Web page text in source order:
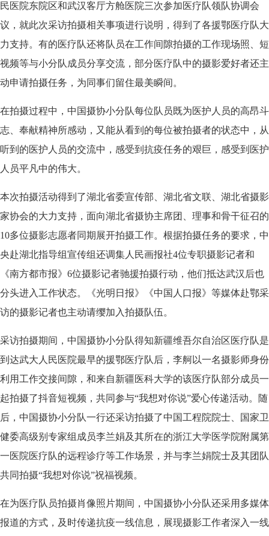
民医院东院区和武汉客厅方舱医院三次参加医疗队领队协调会
议，就此次采访拍摄相关事项进行说明，得到了各援鄂医疗队大
力支持。有的医疗队还将队员在工作间隙拍摄的工作现场照、短
视频等与小分队成员分享交流，部分医疗队中的摄影爱好者还主
动申请拍摄任务，为同事们留住最美瞬间。
在拍摄过程中，中国摄协小分队每位队员既为医护人员的高昂斗
志、奉献精神所感动，又能从看到的每位被拍摄者的状态中，从
听到的医护人员的交流中，感受到抗疫任务的艰巨，感受到医护
人员平凡中的伟大。
本次拍摄活动得到了湖北省委宣传部、湖北省文联、湖北省摄影
家协会的大力支持，面向湖北省摄协主席团、理事和骨干征召的
10多位摄影志愿者同期展开拍摄工作。根据拍摄任务的要求，中
央赴湖北指导组宣传组还调集人民画报社4位专职摄影记者和
《南方都市报》6位摄影记者驰援拍摄行动，他们抵达武汉后也
分头进入工作状态。《光明日报》《中国人口报》等媒体赴鄂采
访的摄影记者也主动请缨加入拍摄队伍。
采访拍摄期间，中国摄协小分队得知新疆维吾尔自治区医疗队是
到达武大人民医院最早的援鄂医疗队后，李舸以一名摄影师身份
利用工作交接间隙，和来自新疆医科大学的该医疗队部分成员一
起拍摄了抖音短视频，共同参与“我想对你说”爱心传递活动。随
后，中国摄协小分队一行还采访拍摄了中国工程院院士、国家卫
健委高级别专家组成员李兰娟及其所在的浙江大学医学院附属第
一医院医疗队的远程诊疗等工作场景，并与李兰娟院士及其团队
共同拍摄“我想对你说”祝福视频。
在为医疗队员拍摄肖像照片期间，中国摄协小分队还采用多媒体
报道的方式，及时传递抗疫一线信息，展现摄影工作者深入一线